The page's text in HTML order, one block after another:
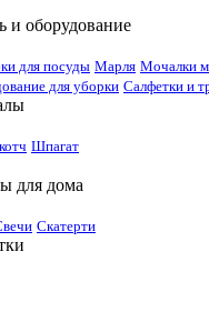
и оборудование
для посуды Марля Мочалки
для уборки Салфетки и
Шпагат
для дома
Скатерти